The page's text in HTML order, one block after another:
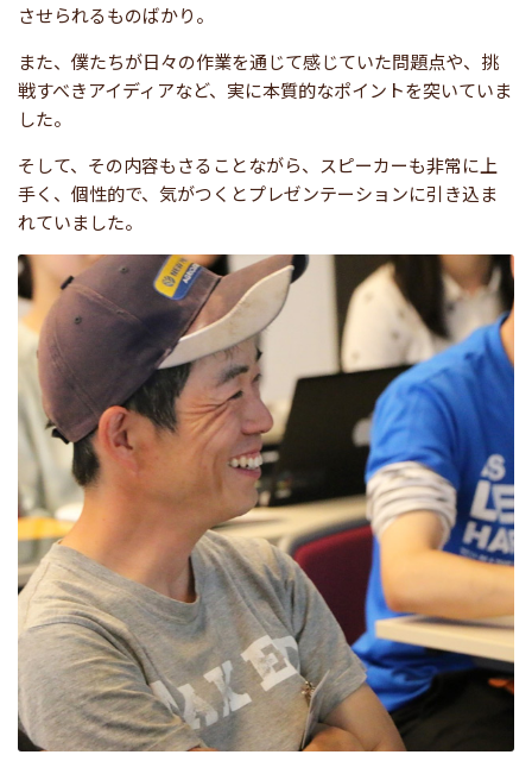
させられるものばかり。
また、僕たちが日々の作業を通じて感じていた問題点や、挑
戦すべきアイディアなど、実に本質的なポイントを突いていま
した。
そして、その内容もさることながら、スピーカーも非常に上
手く、個性的で、気がつくとプレゼンテーションに引き込ま
れていました。